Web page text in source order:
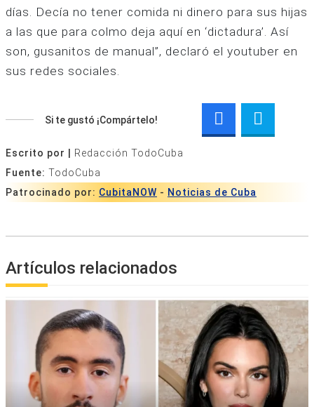
días. Decía no tener comida ni dinero para sus hijas
a las que para colmo deja aquí en ‘dictadura’. Así
son, gusanitos de manual”, declaró el youtuber en
sus redes sociales.
Si te gustó ¡Compártelo!
Escrito por |
Redacción TodoCuba
Fuente: TodoCuba
Patrocinado por: CubitaNOW - Noticias de Cuba
Artículos relacionados